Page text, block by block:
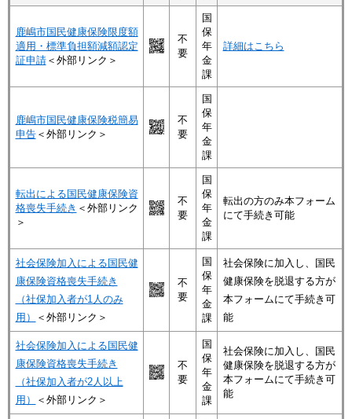
鹿嶋市国民健康保険限度額
適用・標準負担額減額認定
証申請＜外部リンク＞
不
要
国
保
年
金
課
詳細はこちら
鹿嶋市国民健康保険税簡易
申告＜外部リンク＞
不
要
国
保
年
金
課
転出による国民健康保険資
格喪失手続き ＜外部リンク
＞
不
要
国
保
年
金
課
転出の方のみ本フォーム
にて手続き可能
社会保険加入による国民健
康保険資格喪失手続き
（社保加入者が1人のみ
用）
＜外部リンク＞
不
要
国
保
年
金
課
社会保険に加入し、国民
健康保険を脱退する方が
本フォームにて手続き可
能
社会保険加入による国民健
康保険資格喪失手続き
（社保加入者が2人以上
用）
＜外部リンク＞
不
要
国
保
年
金
課
社会保険に加入し、国民
健康保険を脱退する方が
本フォームにて手続き可
能